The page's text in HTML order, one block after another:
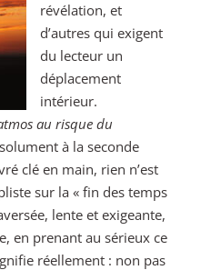
révélation, et
d’autres qui exigent
du lecteur un
déplacement
intérieur.
au risque du
à la seconde
clé en main, rien n’est
sur la « fin des temps
lente et exigeante,
en prenant au sérieux ce
réellement : non pas